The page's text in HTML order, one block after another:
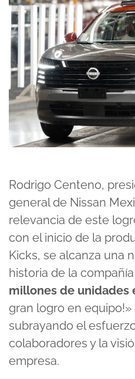
Rodrigo Centeno,
general de Nissan
relevancia de este
con el inicio de la
Kicks, se alcanza una
historia de la
millones de unidades
gran logro en
subrayando el
colaboradores y la
empresa.